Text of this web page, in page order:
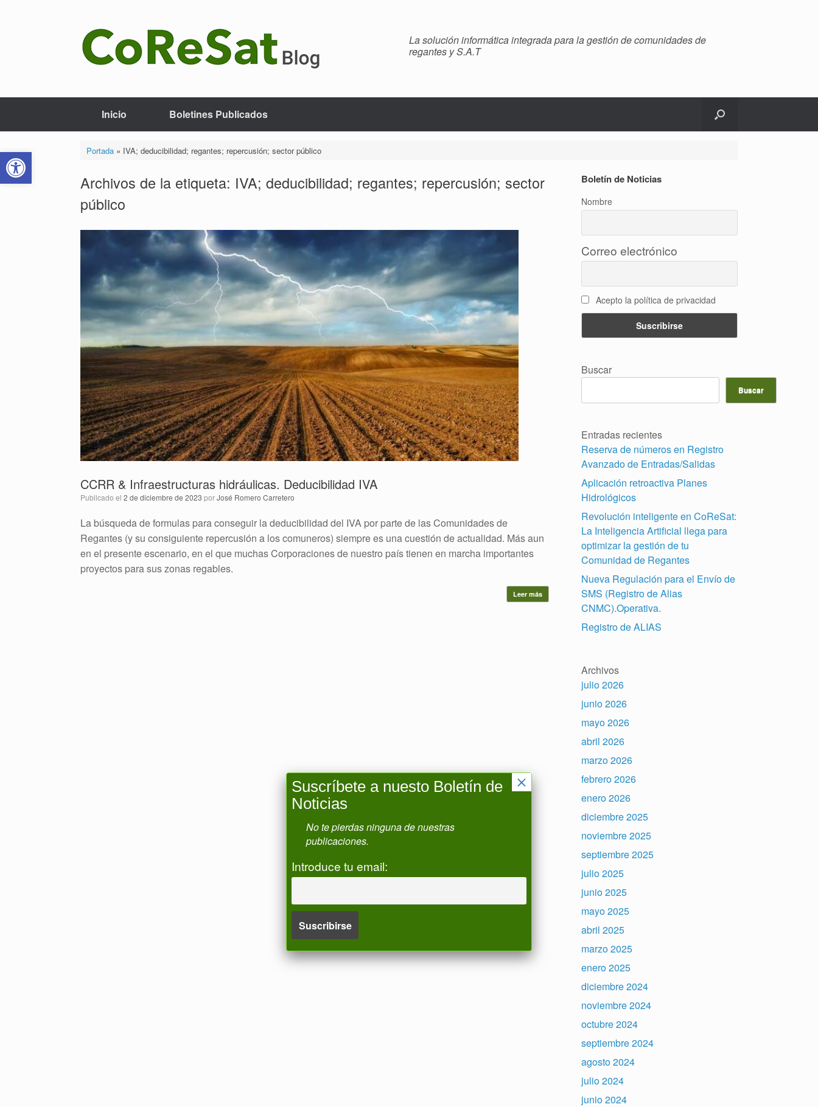
Abrir barra de herramientas
La solución informática integrada para la gestión de comunidades de
regantes y S.A.T
Inicio Boletines Publicados
Portada» IVA; deducibilidad; regantes; repercusión; sector público
Archivos de la etiqueta: IVA; deducibilidad; regantes; repercusión; sector
público
CCRR & Infraestructuras hidráulicas. Deducibilidad IVA
Publicado el 2 de diciembre de 2023 porJosé Romero Carretero
La búsqueda de formulas para conseguir la deducibilidad del IVA por parte de las Comunidades de
Regantes (y su consiguiente repercusión a los comuneros) siempre es una cuestión de actualidad. Más aun
en el presente escenario, en el que muchas Corporaciones de nuestro país tienen en marcha importantes
proyectos para sus zonas regables.
Leer más
Boletín de Noticias
Nombre
Correo electrónico
Acepto la política de privacidad
Buscar
Buscar
Entradas recientes
Reserva de números en Registro
Avanzado de Entradas/Salidas
Aplicación retroactiva Planes
Hidrológicos
Revolución inteligente en CoReSat:
La Inteligencia Artificial llega para
optimizar la gestión de tu
Comunidad de Regantes
Nueva Regulación para el Envío de
SMS (Registro de Alias
CNMC).Operativa.
Registro de ALIAS
Archivos
julio 2026
junio 2026
mayo 2026
abril 2026
marzo 2026
febrero 2026
enero 2026
diciembre 2025
noviembre 2025
septiembre 2025
julio 2025
junio 2025
mayo 2025
abril 2025
marzo 2025
enero 2025
diciembre 2024
noviembre 2024
octubre 2024
septiembre 2024
agosto 2024
julio 2024
junio 2024
Suscríbete a nuesto Boletín de
Noticias
No te pierdas ninguna de nuestras
publicaciones.
Introduce tu email:
×